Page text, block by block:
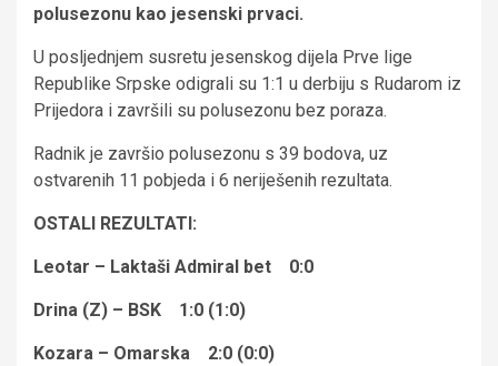
polusezonu kao jesenski prvaci.
U posljednjem susretu jesenskog dijela Prve lige
Republike Srpske odigrali su 1:1 u derbiju s Rudarom iz
Prijedora i završili su polusezonu bez poraza.
Radnik je završio polusezonu s 39 bodova, uz
ostvarenih 11 pobjeda i 6 neriješenih rezultata.
OSTALI REZULTATI:
Leotar – Laktaši Admiral bet 0:0
Drina (Z) – BSK 1:0 (1:0)
Kozara – Omarska 2:0 (0:0)